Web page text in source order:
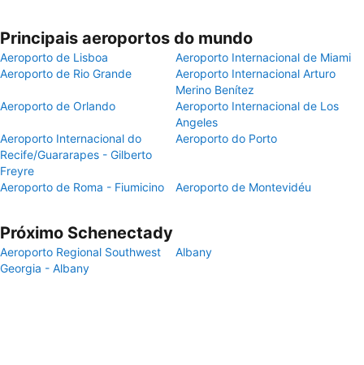
Principais aeroportos do mundo
Aeroporto de Lisboa
Aeroporto Internacional de Miami
Aeroporto de Rio Grande
Aeroporto Internacional Arturo
Merino Benítez
Aeroporto de Orlando
Aeroporto Internacional de Los
Angeles
Aeroporto Internacional do
Recife/Guararapes - Gilberto
Freyre
Aeroporto do Porto
Aeroporto de Roma - Fiumicino Aeroporto de Montevidéu
Próximo Schenectady
Aeroporto Regional Southwest
Georgia - Albany
Albany